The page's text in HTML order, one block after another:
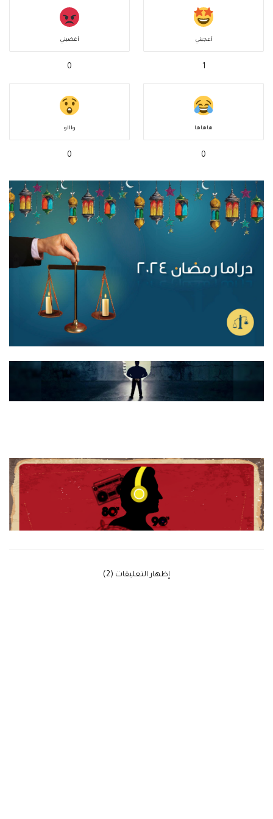
أعجبني
1
أغضبني
0
هاهاها
0
واااو
0
‫إظهار التعليقات (2)